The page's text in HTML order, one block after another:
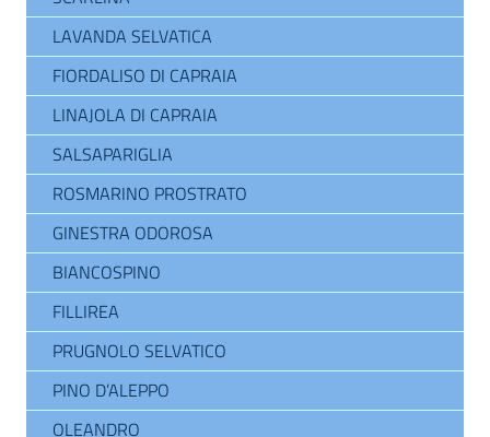
LAVANDA SELVATICA
FIORDALISO DI CAPRAIA
LINAJOLA DI CAPRAIA
SALSAPARIGLIA
ROSMARINO PROSTRATO
GINESTRA ODOROSA
BIANCOSPINO
FILLIREA
PRUGNOLO SELVATICO
PINO D’ALEPPO
OLEANDRO